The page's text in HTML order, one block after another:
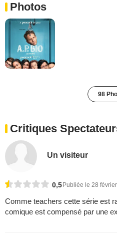
Photos
98
Critiques
Un visiteur
0,5 Publiée le 28
Comme teachers cette série est
comique est compensé par une